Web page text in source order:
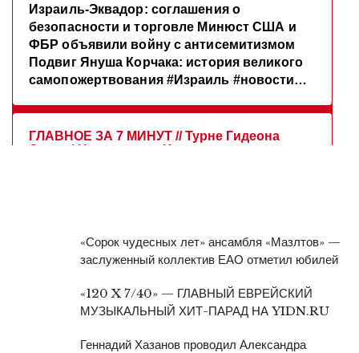
«Сорок чудесных лет» ансамбля «Мазлтов» —
заслуженный коллектив ЕАО отметил юбилей
«120 X 7/40» — ГЛАВНЫЙ ЕВРЕЙСКИЙ
МУЗЫКАЛЬНЫЙ ХИТ-ПАРАД НА YIDN.RU
Геннадий Хазанов проводил Александра